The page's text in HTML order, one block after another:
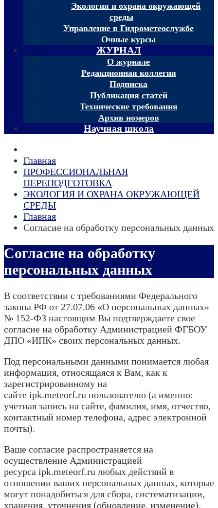
Экология и охрана окружающей
среды
Управление в Гидрометеослужбе
Очные курсы
ЖУРНАЛ
О журнале
Редакционная коллегия
Подписка
Публикация статей
Технические требования
Архив номеров
Научная школа
Главная
ПРОФЕССИОНАЛЬНАЯ
ПЕРЕПОДГОТОВКА
ЭКОЛОГИЯ И ОХРАНА ОКРУЖАЮЩЕЙ
СРЕДЫ
Главная
Согласие на обработку персональных данных
Согласие на обработку
персональных данных
В соответствии с требованиями Федерального
закона РФ от 27.07.06 «О персональных данных»
№ 152-ФЗ настоящим Вы подтверждаете свое
согласие на обработку Администрацией ФГБОУ
ДПО «ИПК» своих персональных данных.
Под персональными данными понимается любая
информация, относящаяся к Вам, как к
зарегистрированному на
сайте ipk.meteorf.ru пользователю (а именно:
учетная запись на сайте, фамилия, имя, отчество,
контактный номер телефона, адрес электронной
почты).
Ваше согласие распространяется на
осуществление Администрацией
ресурса ipk.meteorf.ru любых действий в
отношении ваших персональных данных, которые
могут понадобиться для сбора, систематизации,
хранения, уточнения (обновление, изменение),